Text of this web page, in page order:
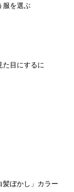
服を選ぶ
た目にするに
髪ぼかし」カラー